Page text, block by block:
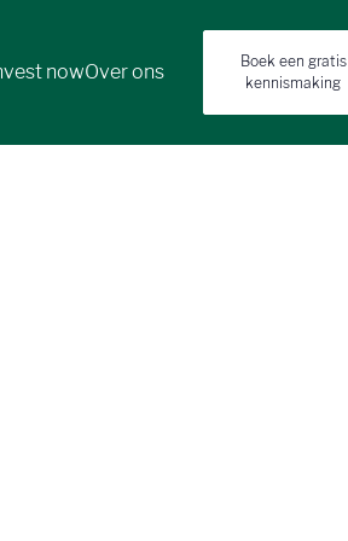
nowOver ons
Boek een gratis
kennismaking